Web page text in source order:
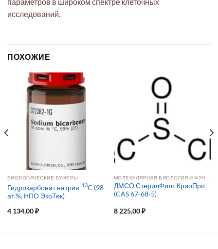
исследований.
ПОХОЖИЕ
БИОЛОГИЧЕСКИЕ БУФЕРЫ
Гидрокарбонат натрия-13C (98
ат.%, НПО ЭкоТек)
4 134,00₽
ДМСО СтерилФилт КриоПро
(CAS 67-68-5)
8 225,00₽